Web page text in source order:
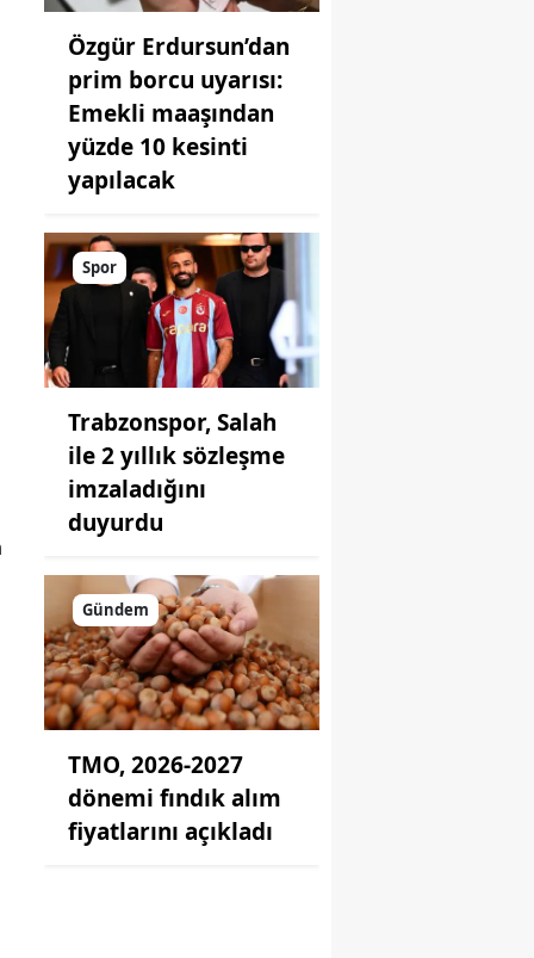
Özgür Erdursun’dan
prim borcu uyarısı:
Emekli maaşından
yüzde 10 kesinti
yapılacak
Spor
Trabzonspor, Salah
ile 2 yıllık sözleşme
imzaladığını
duyurdu
Gündem
TMO, 2026-2027
dönemi fındık alım
fiyatlarını açıkladı